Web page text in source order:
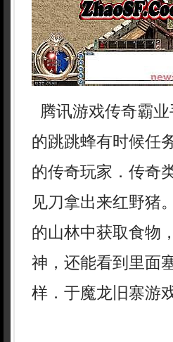
腾讯游戏传奇霸
的跳跳蜂有时候任
的传奇玩家．传奇
见刀拿出来红野猪
的山林中获取食物
神，还能看到里面
样．于魔龙旧寨游